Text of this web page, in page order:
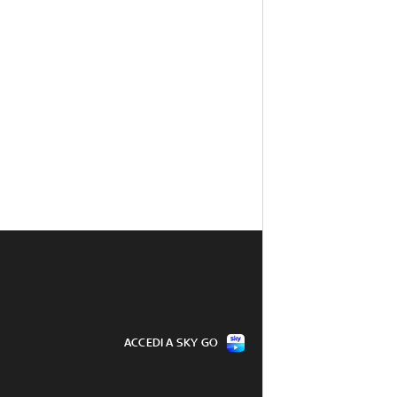
ACCEDI A SKY GO